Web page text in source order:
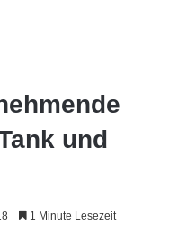
und
1 Minute Lesezeit